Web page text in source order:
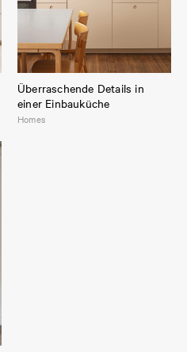
Überraschende Details in
einer Einbauküche
Homes